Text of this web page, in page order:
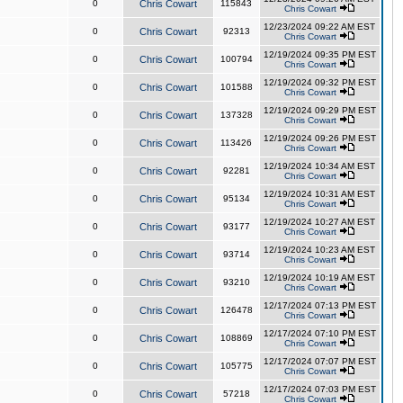
0 Chris Cowart 115843
Chris Cowart
0 Chris Cowart 92313
12/23/2024 09:22 AM EST
Chris Cowart
0 Chris Cowart 100794
12/19/2024 09:35 PM EST
Chris Cowart
0 Chris Cowart 101588
12/19/2024 09:32 PM EST
Chris Cowart
0 Chris Cowart 137328
12/19/2024 09:29 PM EST
Chris Cowart
0 Chris Cowart 113426
12/19/2024 09:26 PM EST
Chris Cowart
0 Chris Cowart 92281
12/19/2024 10:34 AM EST
Chris Cowart
0 Chris Cowart 95134
12/19/2024 10:31 AM EST
Chris Cowart
0 Chris Cowart 93177
12/19/2024 10:27 AM EST
Chris Cowart
0 Chris Cowart 93714
12/19/2024 10:23 AM EST
Chris Cowart
0 Chris Cowart 93210
12/19/2024 10:19 AM EST
Chris Cowart
0 Chris Cowart 126478
12/17/2024 07:13 PM EST
Chris Cowart
0 Chris Cowart 108869
12/17/2024 07:10 PM EST
Chris Cowart
0 Chris Cowart 105775
12/17/2024 07:07 PM EST
Chris Cowart
0 Chris Cowart 57218
12/17/2024 07:03 PM EST
Chris Cowart